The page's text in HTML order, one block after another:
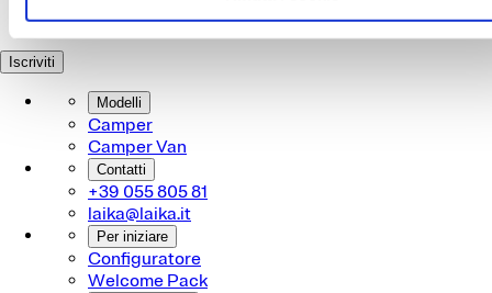
accetto.
Iscriviti
Modelli
Camper
Camper Van
Contatti
+39 055 805 81
laika@laika.it
Per iniziare
Configuratore
Welcome Pack